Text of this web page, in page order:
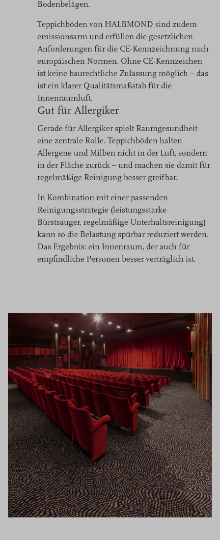
Bodenbelägen.
Teppichböden von HALBMOND sind zudem
emissionsarm und erfüllen die gesetzlichen
Anforderungen für die CE-Kennzeichnung nach
europäischen Normen. Ohne CE-Kennzeichen
ist keine baurechtliche Zulassung möglich – das
ist ein klarer Qualitätsmaßstab für die
Innenraumluft.
Gut für Allergiker
Gerade für Allergiker spielt Raumgesundheit
eine zentrale Rolle. Teppichböden halten
Allergene und Milben nicht in der Luft, sondern
in der Fläche zurück – und machen sie damit für
regelmäßige Reinigung besser greifbar.
In Kombination mit einer passenden
Reinigungsstrategie (leistungsstarke
Bürstsauger, regelmäßige Unterhaltsreinigung)
kann so die Belastung spürbar reduziert werden.
Das Ergebnis: ein Innenraum, der auch für
empfindliche Personen besser verträglich ist.